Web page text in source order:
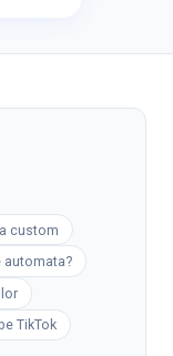
custom
automata?
TikTok